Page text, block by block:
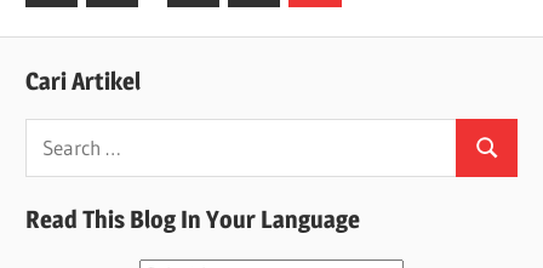
Posts
Cari Artikel
Search
for:
Search
Read This Blog In Your Language